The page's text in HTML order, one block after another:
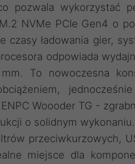
pozwala wykorzystać
NVMe PCIe Gen4 o
czasy ładowania gier,
odpowiada
To nowoczesna
Woooder TG -
o solidnym
przeciwkurzowych,
miejsce dla